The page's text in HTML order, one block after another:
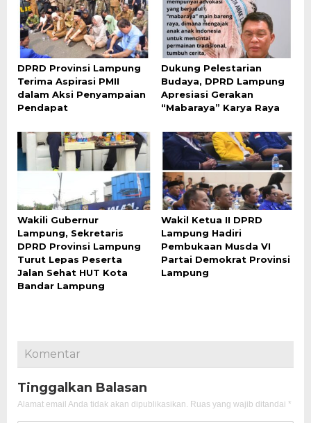
DPRD Provinsi Lampung
Terima Aspirasi PMII
dalam Aksi Penyampaian
Pendapat
Dukung Pelestarian
Budaya, DPRD Lampung
Apresiasi Gerakan
“Mabaraya” Karya Raya
Wakili Gubernur
Lampung, Sekretaris
DPRD Provinsi Lampung
Turut Lepas Peserta
Jalan Sehat HUT Kota
Bandar Lampung
Wakil Ketua II DPRD
Lampung Hadiri
Pembukaan Musda VI
Partai Demokrat Provinsi
Lampung
Komentar
Tinggalkan Balasan
Alamat email Anda tidak akan dipublikasikan. Ruas yang wajib ditandai *